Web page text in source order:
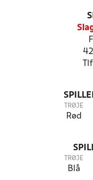
TRØJE
Rød
TRØJE
Blå